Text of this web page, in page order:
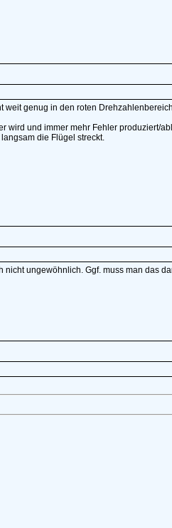
genug in den roten
und immer mehr Fehler produziert/
die Flügel streckt.
ungewöhnlich. Ggf. muss man das